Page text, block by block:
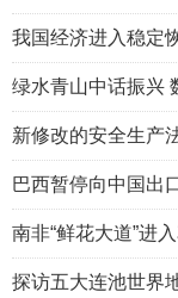
我国经济进入稳定
绿水青山中话振兴
新修改的安全生产
巴西暂停向中国出
南非“鲜花大道”进
探访五大连池世界